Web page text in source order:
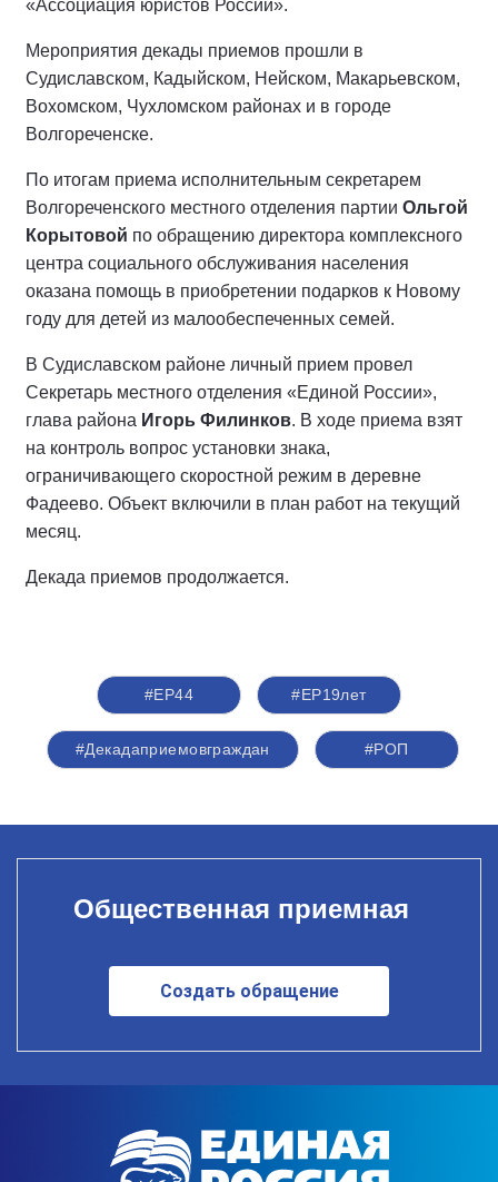
«Ассоциация юристов России».
Мероприятия декады приемов прошли в
Судиславском, Кадыйском, Нейском, Макарьевском,
Вохомском, Чухломском районах и в городе
Волгореченске.
По итогам приема исполнительным секретарем
Волгореченского местного отделения партии Ольгой
Корытовой по обращению директора комплексного
центра социального обслуживания населения
оказана помощь в приобретении подарков к Новому
году для детей из малообеспеченных семей.
В Судиславском районе личный прием провел
Секретарь местного отделения «Единой России»,
глава района Игорь Филинков. В ходе приема взят
на контроль вопрос установки знака,
ограничивающего скоростной режим в деревне
Фадеево. Объект включили в план работ на текущий
месяц.
Декада приемов продолжается.
#ЕР44 #ЕР19лет
#Декадаприемовграждан #РОП
Общественная приемная
Создать обращение